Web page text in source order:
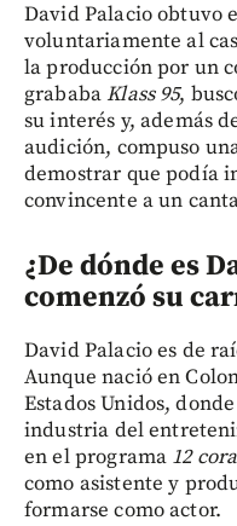
David Palacio obtuvo
voluntariamente al
la producción por un
grababaKlass 95,
su interés y, además
audición, compuso
demostrar que podía
convincente a un
¿De dónde es
comenzó su
David Palacio es de
Aunque nació en
Estados Unidos,
industria del
en el programa 12
como asistente y
formarse como actor.